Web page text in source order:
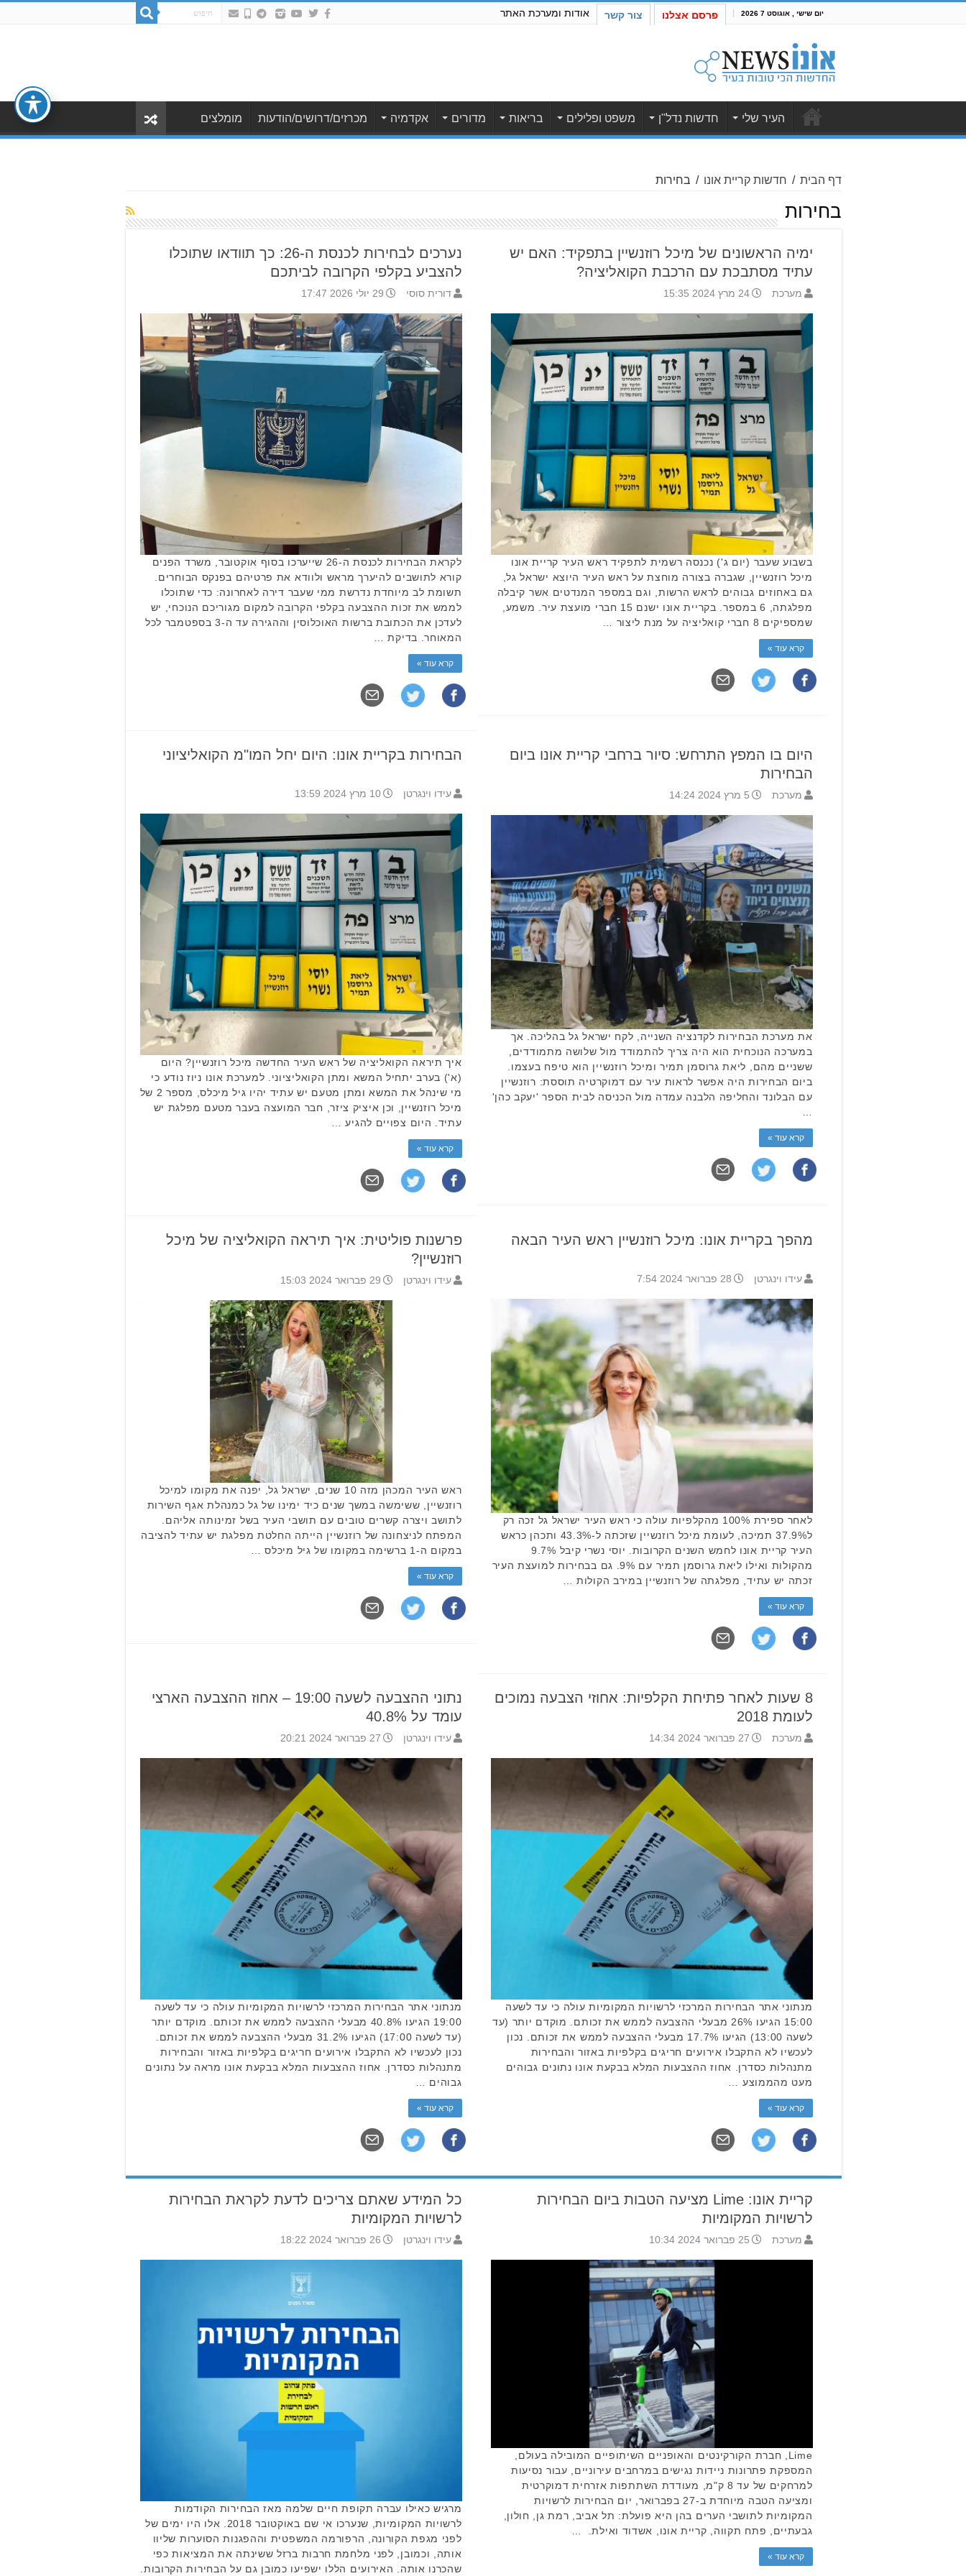
יום שישי , אוגוסט 7 2026 פרסם אצלנו צור קשר אודות ומערכת האתר
העיר שלי חדשות נדל"ן משפט ופלילים בריאות מדורים אקדמיה מכרזים/דרושים/הודעות מומלצים
דף הבית / חדשות קריית אונו / בחירות
בחירות
נערכים לבחירות לכנסת ה-26: כך תוודאו שתוכלו
להצביע בקלפי הקרובה לביתכם
דורית סוסי 29 יולי 2026 17:47
לקראת הבחירות לכנסת ה-26 שייערכו בסוף אוקטובר, משרד הפנים
קורא לתושבים להיערך מראש ולוודא את פרטיהם בפנקס הבוחרים.
תשומת לב מיוחדת נדרשת ממי שעבר דירה לאחרונה: כדי שתוכלו
לממש את זכות ההצבעה בקלפי הקרובה למקום מגוריכם הנוכחי, יש
לעדכן את הכתובת ברשות האוכלוסין וההגירה עד ה-3 בספטמבר לכל
המאוחר. בדיקת …
קרא עוד »
ימיה הראשונים של מיכל רוזנשיין בתפקיד: האם יש
עתיד מסתבכת עם הרכבת הקואליציה?
מערכת 24 מרץ 2024 15:35
בשבוע שעבר (יום ג') נכנסה רשמית לתפקיד ראש העיר קריית אונו
מיכל רוזנשיין, שגברה בצורה מוחצת על ראש העיר היוצא ישראל גל,
גם באחוזים גבוהים לראש הרשות, וגם במספר המנדטים אשר קיבלה
מפלגתה, 6 במספר. בקריית אונו ישנם 15 חברי מועצת עיר. משמע,
שמספיקים 8 חברי קואליציה על מנת ליצור …
קרא עוד »
הבחירות בקריית אונו: היום יחל המו"מ הקואליציוני
עידו וינגרטן 10 מרץ 2024 13:59
איך תיראה הקואליציה של ראש העיר החדשה מיכל רוזנשיין? היום
(א') בערב יתחיל המשא ומתן הקואליציוני. למערכת אונו ניוז נודע כי
מי שינהל את המשא ומתן מטעם יש עתיד יהיו גיל מיכלס, מספר 2 של
מיכל רוזנשיין, וכן איציק ציזר, חבר המועצה בעבר מטעם מפלגת יש
עתיד. היום צפויים להגיע …
קרא עוד »
היום בו המפץ התרחש: סיור ברחבי קריית אונו ביום
הבחירות
מערכת 5 מרץ 2024 14:24
את מערכת הבחירות לקדנציה השנייה, לקח ישראל גל בהליכה. אך
במערכה הנוכחית הוא היה צריך להתמודד מול שלושה מתמודדים,
ששניים מהם, ליאת גרוסמן תמיר ומיכל רוזנשיין הוא טיפח בעצמו.
ביום הבחירות היה אפשר לראות עיר עם דמוקרטיה תוססת: רוזנשיין
עם הבלונד והחליפה הלבנה עמדה מול הכניסה לבית הספר 'יעקב כהן'
…
קרא עוד »
פרשנות פוליטית: איך תיראה הקואליציה של מיכל
רוזנשיין?
עידו וינגרטן 29 פברואר 2024 15:03
ראש העיר המכהן מזה 10 שנים, ישראל גל, יפנה את מקומו למיכל
רוזנשיין, ששימשה במשך שנים כיד ימינו של גל כמנהלת אגף השירות
לתושב ויצרה קשרים טובים עם תושבי העיר בשל זמינותה אליהם.
המפתח לניצחונה של רוזנשיין הייתה החלטת מפלגת יש עתיד להציבה
במקום ה-1 ברשימה במקומו של גיל מיכלס …
קרא עוד »
מהפך בקריית אונו: מיכל רוזנשיין ראש העיר הבאה
עידו וינגרטן 28 פברואר 2024 7:54
לאחר ספירת 100% מהקלפיות עולה כי ראש העיר ישראל גל זכה רק
ל37.9% תמיכה, לעומת מיכל רוזנשיין שזכתה ל-43.3% ותכהן כראש
העיר קריית אונו לחמש השנים הקרובות. יוסי נשרי קיבל 9.7%
מהקולות ואילו ליאת גרוסמן תמיר עם 9%. גם בבחירות למועצת העיר
זכתה יש עתיד, מפלגתה של רוזנשיין במירב הקולות …
קרא עוד »
נתוני ההצבעה לשעה 19:00 – אחוז ההצבעה הארצי
עומד על 40.8%
עידו וינגרטן 27 פברואר 2024 20:21
מנתוני אתר הבחירות המרכזי לרשויות המקומיות עולה כי עד לשעה
19:00 הגיעו 40.8% מבעלי ההצבעה לממש את זכותם. מוקדם יותר
(עד לשעה 17:00) הגיעו 31.2% מבעלי ההצבעה לממש את זכותם.
נכון לעכשיו לא התקבלו אירועים חריגים בקלפיות באזור והבחירות
מתנהלות כסדרן. אחוז ההצבעות המלא בבקעת אונו מראה על נתונים
גבוהים …
קרא עוד »
8 שעות לאחר פתיחת הקלפיות: אחוזי הצבעה נמוכים
לעומת 2018
מערכת 27 פברואר 2024 14:34
מנתוני אתר הבחירות המרכזי לרשויות המקומיות עולה כי עד לשעה
15:00 הגיעו 26% מבעלי ההצבעה לממש את זכותם. מוקדם יותר (עד
לשעה 13:00) הגיעו 17.7% מבעלי ההצבעה לממש את זכותם. נכון
לעכשיו לא התקבלו אירועים חריגים בקלפיות באזור והבחירות
מתנהלות כסדרן. אחוז ההצבעות המלא בבקעת אונו נתונים גבוהים
מעט מהממוצע …
קרא עוד »
כל המידע שאתם צריכים לדעת לקראת הבחירות
לרשויות המקומיות
עידו וינגרטן 26 פברואר 2024 18:22
מרגיש כאילו עברה תקופת חיים שלמה מאז הבחירות הקודמות
לרשויות המקומיות, שנערכו אי שם באוקטובר 2018. אלו היו ימים של
לפני מגפת הקורונה, הרפורמה המשפטית וההפגנות הסוערות שליוו
אותה, וכמובן, לפני מלחמת חרבות ברזל ששינתה את המציאות כפי
שהכרנו אותה. האירועים הללו ישפיעו כמובן גם על הבחירות הקרובות.
קריית אונו: Lime מציעה הטבות ביום הבחירות
לרשויות המקומיות
מערכת 25 פברואר 2024 10:34
Lime, חברת הקורקינטים והאופניים השיתופיים המובילה בעולם,
המספקת פתרונות ניידות נגישים במרחבים עירוניים, עבור נסיעות
למרחקים של עד 8 ק"מ, מעודדת השתתפות אזרחית דמוקרטית
ומציעה הטבה מיוחדת ב-27 בפברואר, יום הבחירות לרשויות
המקומיות לתושבי הערים בהן היא פועלת: תל אביב, רמת גן, חולון,
גבעתיים, פתח תקווה, קריית אונו, אשדוד ואילת. …
קרא עוד »